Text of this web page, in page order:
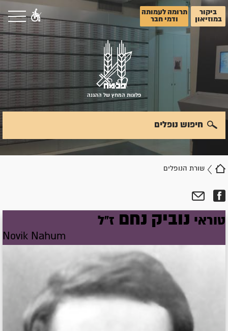
ביקור
במוזיאון
תרומה לעמותה
ודמי חבר
פלוגות המחץ של ההגנה
שורת הנופלים
חיפוש נופלים
טוראי נוביק נחם ז"ל
Novik Nahum